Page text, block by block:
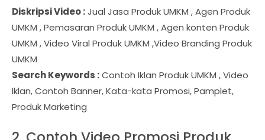
Diskripsi Video :Jual Jasa Produk UMKM , Agen Produk
UMKM , Pemasaran Produk UMKM , Agen konten Produk
UMKM , Video Viral Produk UMKM ,Video Branding Produk
UMKM
Search Keywords :Contoh Iklan Produk UMKM , Video
Iklan, Contoh Banner, Kata-kata Promosi, Pamplet,
Produk Marketing